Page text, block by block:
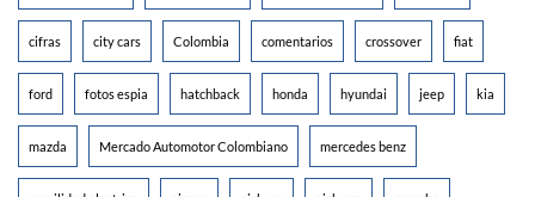
cifras city cars Colombia comentarios crossover fiat
ford fotos espia hatchback honda hyundai jeep kia
mazda Mercado Automotor Colombiano mercedes benz